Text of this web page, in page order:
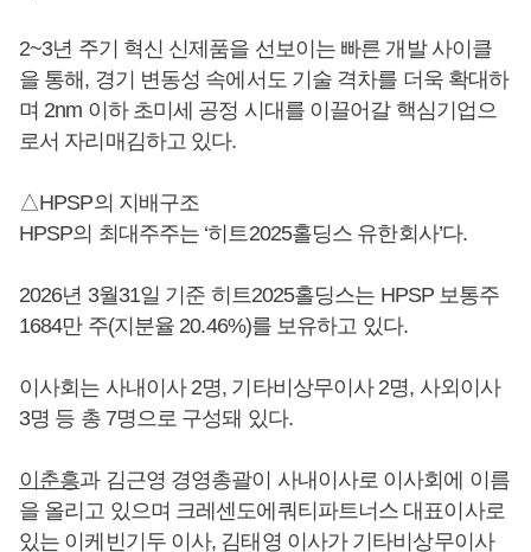
2~3년 주기 혁신 신제품을 선보이는 빠른 개발 사이클
을 통해, 경기 변동성 속에서도 기술 격차를 더욱 확대하
며 2nm 이하 초미세 공정 시대를 이끌어갈 핵심기업으
로서 자리매김하고 있다.
△HPSP의 지배구조
HPSP의 최대주주는 ‘히트2025홀딩스 유한회사’다.
2026년 3월31일 기준 히트2025홀딩스는 HPSP 보통주
1684만 주(지분율 20.46%)를 보유하고 있다.
이사회는 사내이사 2명, 기타비상무이사 2명, 사외이사
3명 등 총 7명으로 구성돼 있다.
이춘흥과 김근영 경영총괄이 사내이사로 이사회에 이름
을 올리고 있으며 크레센도에쿼티파트너스 대표이사로
있는 이케빈기두 이사, 김태영 이사가 기타비상무이사